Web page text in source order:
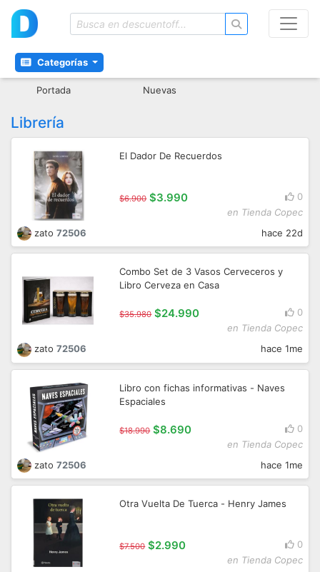
Categorías
Portada Nuevas
Librería
El Dador De Recuerdos
$6.900 $3.990
0
en Tienda Copec
zato 72506 hace 22d
Combo Set de 3 Vasos Cerveceros y
Libro Cerveza en Casa
$35.980 $24.990
0
en Tienda Copec
zato 72506 hace 1me
Libro con fichas informativas - Naves
Espaciales
$18.990 $8.690
0
en Tienda Copec
zato 72506 hace 1me
Otra Vuelta De Tuerca - Henry James
$7.500 $2.990
0
en Tienda Copec